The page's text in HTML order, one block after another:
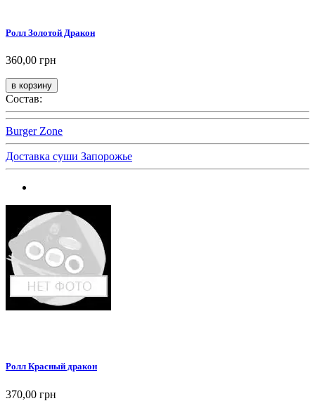
Ролл Золотой Дракон
360,00 грн
Состав:
Burger Zone
Доставка суши Запорожье
Ролл Красный дракон
370,00 грн